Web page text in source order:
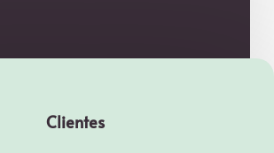
Clientes